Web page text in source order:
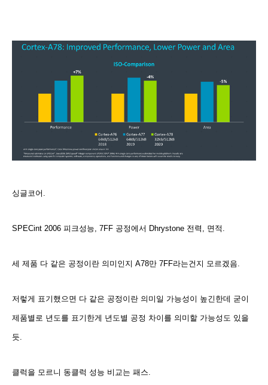
싱글코어.
SPECint 2006 피크성능, 7FF 공정에서 Dhrystone 전력, 면적.
세 제품 다 같은 공정이란 의미인지 A78만 7FF라는건지 모르겠음.
저렇게 표기했으면 다 같은 공정이란 의미일 가능성이 높긴한데 굳이
제품별로 년도를 표기한게 년도별 공정 차이를 의미할 가능성도 있을
듯.
클럭을 모르니 동클럭 성능 비교는 패스.